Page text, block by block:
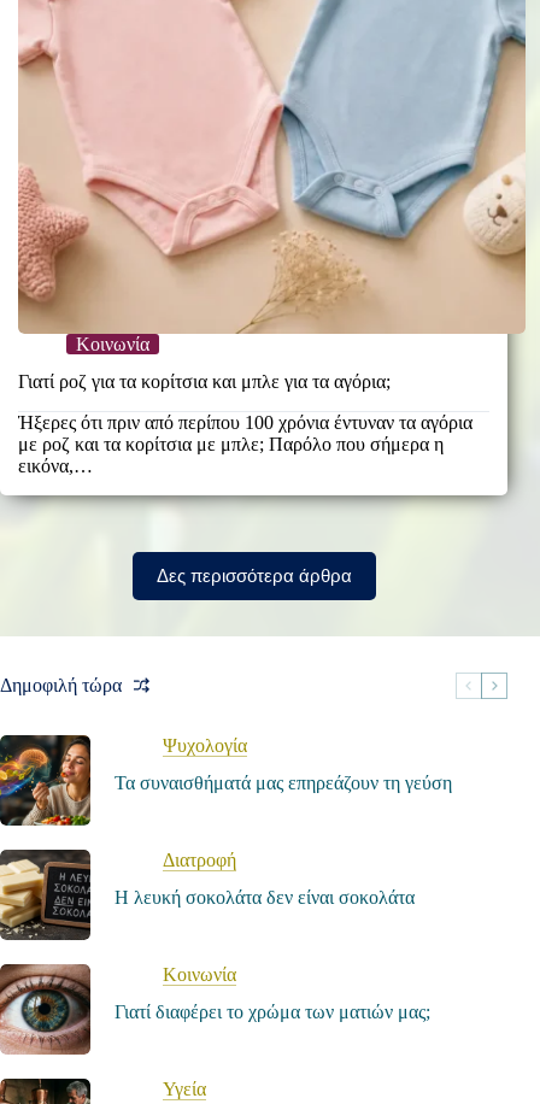
Κοινωνία
Γιατί ροζ για τα κορίτσια και μπλε για τα αγόρια;
Ήξερες ότι πριν από περίπου 100 χρόνια έντυναν τα αγόρια
με ροζ και τα κορίτσια με μπλε; Παρόλο που σήμερα η
εικόνα,…
Δες περισσότερα άρθρα
Δημοφιλή τώρα
Ψυχολογία
Τα συναισθήματά μας επηρεάζουν τη γεύση
Διατροφή
Η λευκή σοκολάτα δεν είναι σοκολάτα
Κοινωνία
Γιατί διαφέρει το χρώμα των ματιών μας;
Υγεία